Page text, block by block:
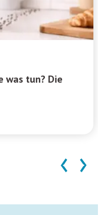
was tun? Die
‹ ›